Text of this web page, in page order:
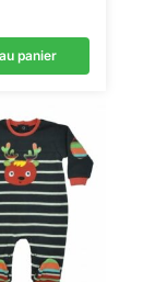
panier